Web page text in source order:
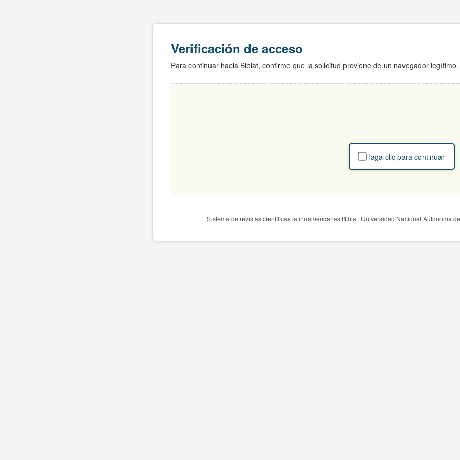
Verificación de acceso
Para continuar hacia Biblat, confirme que la solicitud proviene de un navegador legítimo.
Haga clic para continuar
Sistema de revistas científicas latinoamericanas Biblat. Universidad Nacional Autónoma